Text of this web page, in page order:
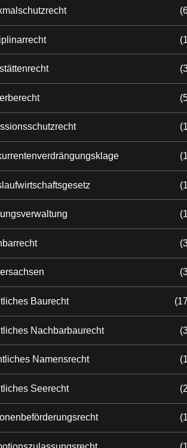
Baurecht
Nachbarbaurecht
Namensrecht
Seerecht